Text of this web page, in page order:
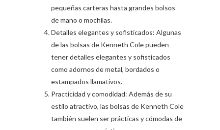
pequeñas carteras hasta grandes bolsos
de mano o mochilas.
Detalles elegantes y sofisticados: Algunas
de las bolsas de Kenneth Cole pueden
tener detalles elegantes y sofisticados
como adornos de metal, bordados o
estampados llamativos.
Practicidad y comodidad: Además de su
estilo atractivo, las bolsas de Kenneth Cole
también suelen ser prácticas y cómodas de